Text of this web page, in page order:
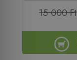
15 000 Ft